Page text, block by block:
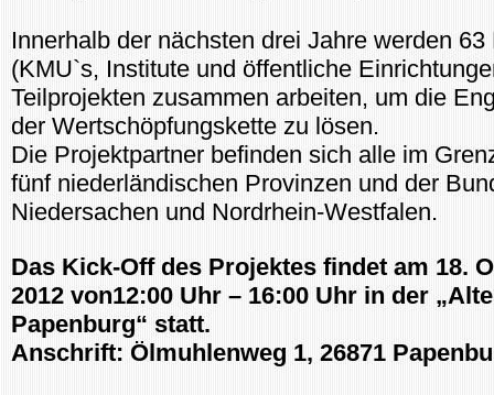
Innerhalb der nächsten drei Jahre werden 63
(KMU`s, Institute und öffentliche
Teilprojekten zusammen arbeiten, um die
der Wertschöpfungskette zu lösen.
Die Projektpartner befinden sich alle im
fünf niederländischen Provinzen und der
Niedersachen und Nordrhein-Westfalen.
Das Kick-Off des Projektes findet am 18.
2012 von12:00 Uhr – 16:00 Uhr in der
Papenburg“ statt.
Anschrift: Ölmuhlenweg 1, 26871